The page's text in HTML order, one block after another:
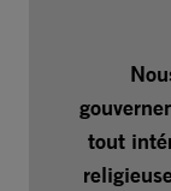
tout